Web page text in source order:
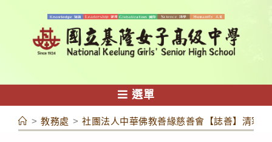
容
選單
> 教務處 > 社團法人中華佛教善緣慈善會【誌善】清寒